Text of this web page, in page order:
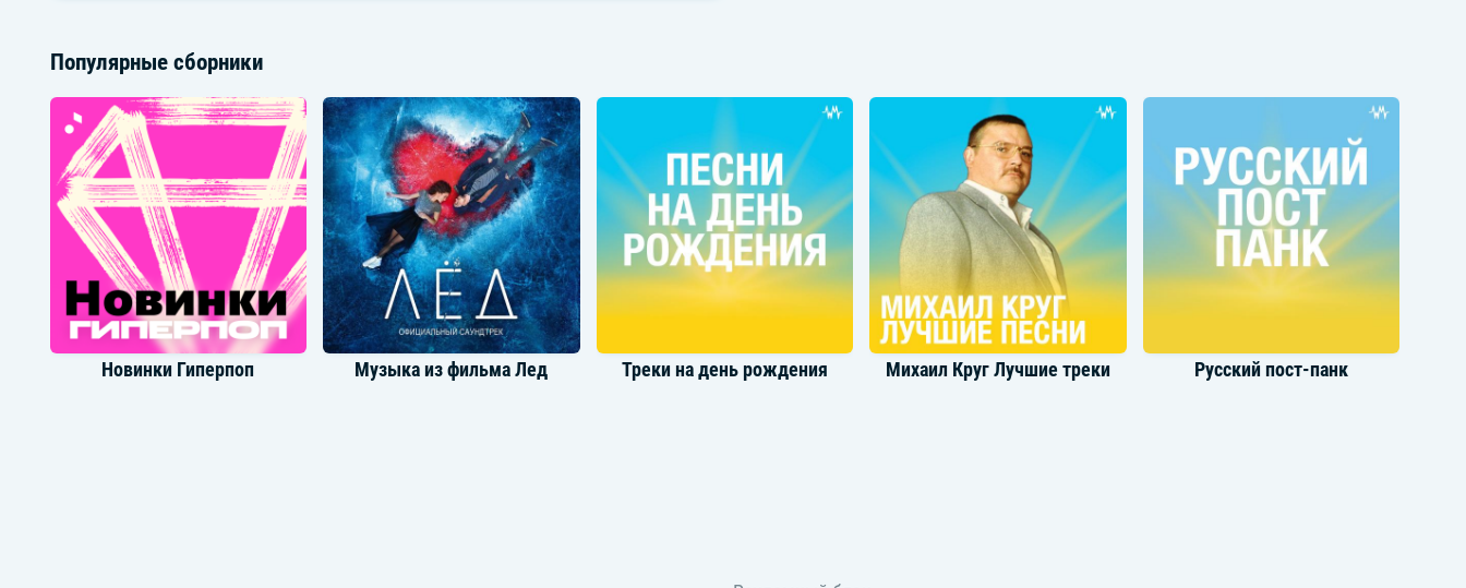
Популярные сборники
Новинки Гиперпоп Музыка из фильма Лед Треки на день рождения Михаил Круг Лучшие треки Русский пост-панк